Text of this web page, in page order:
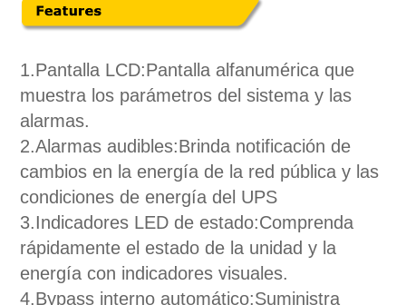
1.Pantalla LCD:Pantalla alfanumérica que
muestra los parámetros del sistema y las
alarmas.
2.Alarmas audibles:Brinda notificación de
cambios en la energía de la red pública y las
condiciones de energía del UPS
3.Indicadores LED de estado:Comprenda
rápidamente el estado de la unidad y la
energía con indicadores visuales.
4.Bypass interno automático:Suministra